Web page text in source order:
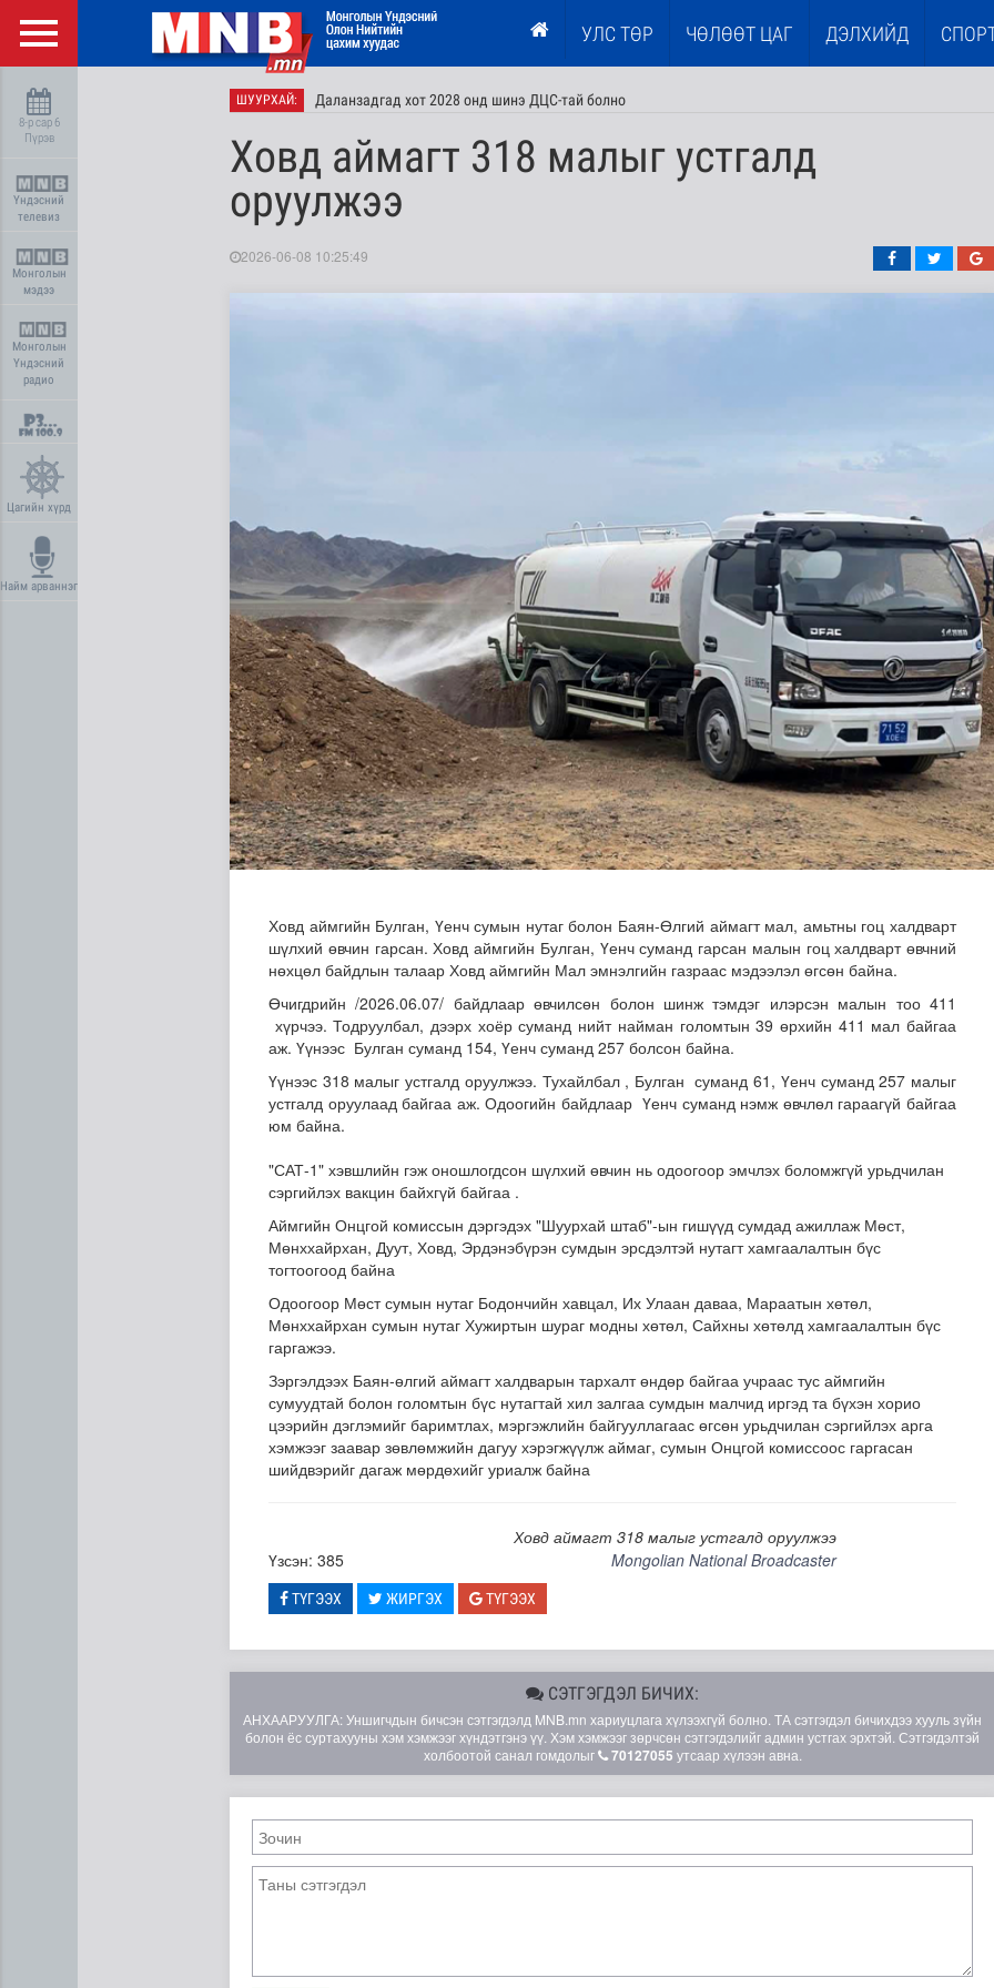
УЛС ТӨР ЧӨЛӨӨТ ЦАГ ДЭЛХИЙД
8-р сар 6
Пүрэв
Үндэсний
телевиз
Монголын
мэдээ
Монголын
Үндэсний
радио
Цагийн хүрд
Найм арваннэг
ШУУРХАЙ: Даланзадгад хот 2028 онд шинэ ДЦС-тай болно
Дундговь аймагт Нарны цахилгаан станц барих ажил үргэлжилж байна
Н.Номтойбаяр: Аймгуудад тулгамдаж буй асуудлуудыг 7 хоног бүр Засгийн газрын х..
Ховд аймагт 318 малыг устгалд
оруулжээ
2026-06-08 10:25:49
Ховд аймгийн Булган, Үенч сумын нутаг болон Баян-Өлгий аймагт мал, амьтны гоц халдварт
шүлхий өвчин гарсан. Ховд аймгийн Булган, Үенч суманд гарсан малын гоц халдварт өвчний
нөхцөл байдлын талаар Ховд аймгийн Мал эмнэлгийн газраас мэдээлэл өгсөн байна.
Өчигдрийн /2026.06.07/ байдлаар өвчилсөн болон шинж тэмдэг илэрсэн малын тоо 411
хүрчээ. Тодруулбал, дээрх хоёр суманд нийт найман голомтын 39 өрхийн 411 мал байгаа
аж. Үүнээс Булган суманд 154, Үенч суманд 257 болсон байна.
Үүнээс 318 малыг устгалд оруулжээ. Тухайлбал , Булган суманд 61, Үенч суманд 257 малыг
устгалд оруулаад байгаа аж. Одоогийн байдлаар Үенч суманд нэмж өвчлөл гараагүй байгаа
юм байна.
"САТ-1" хэвшлийн гэж оношлогдсон шүлхий өвчин нь одоогоор эмчлэх боломжгүй урьдчилан
сэргийлэх вакцин байхгүй байгаа .
Аймгийн Онцгой комиссын дэргэдэх "Шуурхай штаб"-ын гишүүд сумдад ажиллаж Мөст,
Мөнххайрхан, Дуут, Ховд, Эрдэнэбүрэн сумдын эрсдэлтэй нутагт хамгаалалтын бүс
тогтоогоод байна
Одоогоор Мөст сумын нутаг Бодончийн хавцал, Их Улаан даваа, Мараатын хөтөл,
Мөнххайрхан сумын нутаг Хужиртын шураг модны хөтөл, Сайхны хөтөлд хамгаалалтын бүс
гаргажээ.
Зэргэлдээх Баян-өлгий аймагт халдварын тархалт өндөр байгаа учраас тус аймгийн
сумуудтай болон голомтын бүс нутагтай хил залгаа сумдын малчид иргэд та бүхэн хорио
цээрийн дэглэмийг баримтлах, мэргэжлийн байгууллагаас өгсөн урьдчилан сэргийлэх арга
хэмжээг заавар зөвлөмжийн дагуу хэрэгжүүлж аймаг, сумын Онцгой комиссоос гаргасан
шийдвэрийг дагаж мөрдөхийг уриалж байна
Ховд аймагт 318 малыг устгалд оруулжээ
Үзсэн: 385
Mongolian National Broadcaster
ТҮГЭЭХ ЖИРГЭХ ТҮГЭЭХ
СЭТГЭГДЭЛ БИЧИХ:
АНХААРУУЛГА: Уншигчдын бичсэн сэтгэгдэлд MNB.mn хариуцлага хүлээхгүй болно. ТА сэтгэгдэл бичихдээ хууль зүйн
болон ёс суртахууны хэм хэмжээг хүндэтгэнэ үү. Хэм хэмжээг зөрчсөн сэтгэгдэлийг админ устгах эрхтэй. Сэтгэгдэлтэй
холбоотой санал гомдолыг
70127055 утсаар хүлээн авна.